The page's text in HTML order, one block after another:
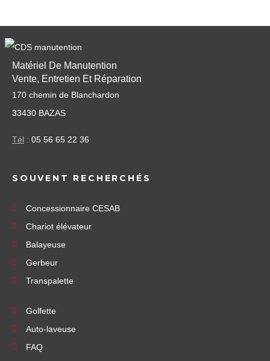
Matériel De Manutention
Vente, Entretien Et Réparation
170 chemin de Blanchardon
33430 BAZAS
Tél : 05 56 65 22 36
SOUVENT RECHERCHÉS
Concessionnaire CESAB
Chariot élévateur
Balayeuse
Gerbeur
Transpalette
Golfette
Auto-laveuse
FAQ